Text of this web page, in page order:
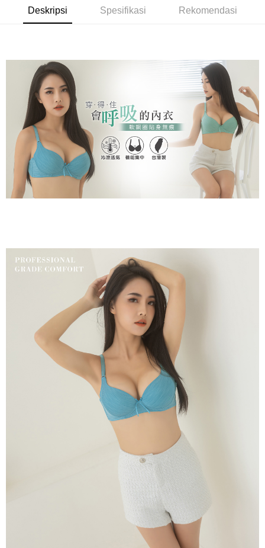
Later selepas pesanan dibuat. Anda perlu mengesahkan nombor telefon
mudah alih anda, memilih bilangan ansuran, dan menetapkan tarikh
Had kredit yang diluluskan, tempoh ansuran yang tersedia, dan yuran
yang dikenakan adalah tertakluk kepada maklumat yang dinyatakan
pada halaman pengesahan transaksi seterusnya.
Jika transaksi tidak disahkan dalam masa 30 minit selepas pesanan
dibuat, atau jika permohonan gagal dalam proses semakan, pesanan
akan dibatalkan secara automatik. Jika permohonan gagal pada
peringkat "semakan manual", ini bermakna kriteria pemarkahan sistem
tidak dipenuhi; butiran penilaian khusus tidak akan didedahkan.
[Arahan Pembayaran]
Pembayaran ansuran melalui OP Pay Later akan dibilkan secara
menyelesaikan pembayaran anda melalui salah satu saluran berikut: kod
bar kedai serbaneka, kedai runcit Taiwan Mobile, pemindahan bank,
JKOPay, atau iPASS MONEY.
Perkhidmatan ini disediakan oleh Taiwan Mobile Co., Ltd. (“Syarikat”),
yang membolehkan pelanggan membeli barangan atau perkhidmatan
melalui perkhidmatan ini pada masa transaksi. Hasil daripada pembelian
atau pembayaran ansuran akan dipindahkan oleh peniaga kepada
Syarikat, dan pelanggan hendaklah membuat pembayaran mengikut
perjanjian menggunakan sistem bil Syarikat.
Untuk memenuhi hubungan kontrak yang terjalin melalui persetujuan
penggunaan OP Pay Later, peniaga akan memberikan maklumat peribadi
anda (termasuk nama, nombor telefon, atau alamat) kepada Syarikat bagi
tujuan pengumpulan, pemprosesan dan penggunaan data yang
diperlukan untuk pengebilan ansuran, termasuk pengesahan,
pengesahan semula dan pembetulan.
Untuk terma perkhidmatan penuh, sila rujuk pautan berikut:
" target="_blank" class="link revert-
【Panduan Penggunaan Pembayaran Ansuran Gogo】
1. Perkhidmatan ini disediakan oleh Taiwan Mobile, pengguna telefon
mudah alih boleh segera menggunakan tanpa perlu memohon lagi.
(Hanya untuk nombor langganan peribadi, tidak terbuka untuk syarikat
2. Anda boleh meneruskan pembayaran selepas pengesahan SMS.
AFTEE.
5. Tiada bayaran diperlukan apabila anda menerima produk. Sila buat
pembayaran di empat kedai serbaneka utama, ATM atau perbankan
dalam talian dengan SMS pembayaran atau pemberitahuan tolak aplikasi
AFTEE.
Sila ambil perhatian bahawa tempoh pembayaran adalah 14 hari. Walau
bagaimanapun, bagi mereka yang telah memuat turun Aplikasi AFTEE
dan mendaftar sebagai ahli AFTEE boleh menikmati tempoh pembayaran
sehingga 45 hari.
Tempoh pembayaran dikira dari masa kedai meminta pembayaran anda,
ditambah dengan bilangan hari yang boleh dilanjutkan oleh AFTEE. Anda
boleh melanjutkan tempoh pembayaran anda sebelum anda menerima
Kedua, Sekatan Pembayaran
1. Jumlah yang diperakui untuk pengguna kali pertama boleh sehingga
NT$10,000. Amaun diperakui sebenar yang diluluskan akan berdasarkan
keputusan pensijilan dan semakan oleh AFTEE.
2. Amaun perbelanjaan minimum mestilah lebih besar daripada NT$20.
3. Pada masa ini hanya tersedia untuk ahli Taiwan.
Ketiga, Syarat Perkhidmatan
Perkhidmatan AFTEE Beli Sekarang Bayar Kemudian disediakan oleh NP
Taiwan, Inc. dan AFTEE akan membuat bil kepada pengguna. AFTEE
akan menggunakan data peribadi yang dikumpul (termasuk nama
pembeli, no. telefon, nama penerima, no. telefon, alamat penerima) untuk
penggunaan perkhidmatan. Sila rujuk kepada "Penyata Pengumpulan
Data Peribadi, Pemprosesan, Penggunaan"
) untuk maklumat lanjut.
Jumlah yang diperakui untuk pengguna kali pertama yang lulus
kelulusan boleh sehingga NT$10,000. Jika pengguna tidak membuat
pembayaran dalam tempoh tersebut, yuran pembayaran lewat sebanyak
20% setahun akan dikenakan. Pengguna bawah umur dikehendaki
mendapatkan kebenaran daripada ibu bapa atau penjaga yang sah
cs_tw@netprotections.co.jp
mempunyai sebarang kebimbangan mengenai pemprosesan dan
penggunaan pada data peribadi. Jika anda tidak bersetuju dengan data
「Hami Point」為中華電信所提供之點數服務，可於會員專區綁定中華電信
會員帳號後，即可在購物車使用 Hami Point 折抵消費金額 (1點等於1元)。
Pemindahan ATM
Pilihan Penghantaran
全家取貨付款
NT$80/pesanan | Penghantaran percuma untuk pesanan
NT$499 atau lebih
付款後全家取貨
NT$80/pesanan | Penghantaran percuma untuk pesanan
NT$499 atau lebih
萊爾富取貨付款
付款後萊爾富取貨
NT$80/pesanan | Penghantaran percuma untuk pesanan
NT$80/pesanan | Penghantaran percuma untuk pesanan
NT$799 atau lebih
付款後7-11取貨
NT$80/pesanan | Penghantaran percuma untuk pesanan
NT$80/pesanan | Penghantaran percuma untuk pesanan
Kadar Penghantaran
Deskripsi Spesifikasi Rekomendasi